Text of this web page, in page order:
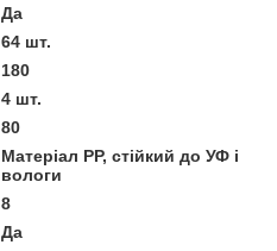
Да
64 шт.
180
4 шт.
80
Матеріал РР, стійкий до УФ і
вологи
8
Да